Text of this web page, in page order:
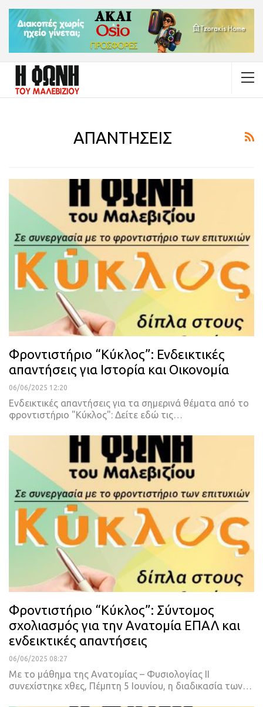
ΑΠΑΝΤΗΣΕΙΣ
Φροντιστήριο “Κύκλος”: Ενδεικτικές
απαντήσεις για Ιστορία και Οικονομία
06/06/2025 12:20
Ενδεικτικές απαντήσεις για τα σημερινά θέματα από το
φροντιστήριο "Κύκλος": Δείτε εδώ τις…
Φροντιστήριο “Κύκλος”: Σύντομος
σχολιασμός για την Ανατομία ΕΠΑΛ και
ενδεικτικές απαντήσεις
06/06/2025 08:27
Με το μάθημα της Ανατομίας – Φυσιολογίας ΙΙ
συνεχίστηκε χθες, Πέμπτη 5 Ιουνίου, η διαδικασία των…